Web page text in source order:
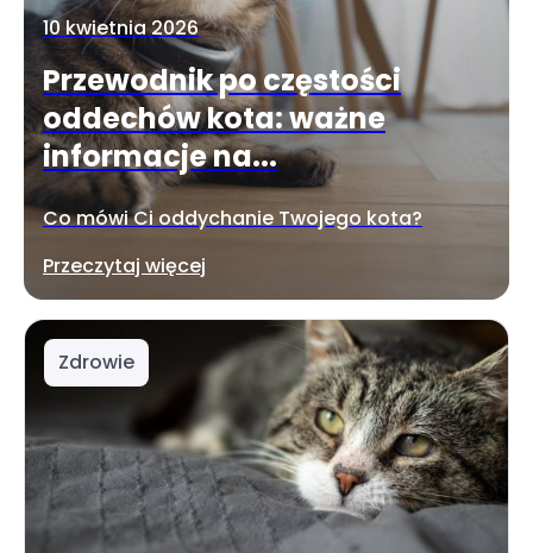
10 kwietnia 2026
Przewodnik po częstości
oddechów kota: ważne
informacje na...
Co mówi Ci oddychanie Twojego kota?
Przeczytaj więcej
Zdrowie